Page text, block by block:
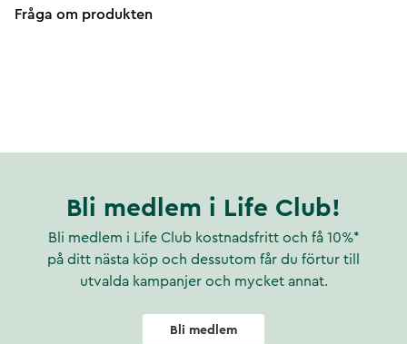
Fråga om produkten
Bli medlem i Life Club!
Bli medlem i Life Club kostnadsfritt och få 10%*
på ditt nästa köp och dessutom får du förtur till
utvalda kampanjer och mycket annat.
Bli medlem